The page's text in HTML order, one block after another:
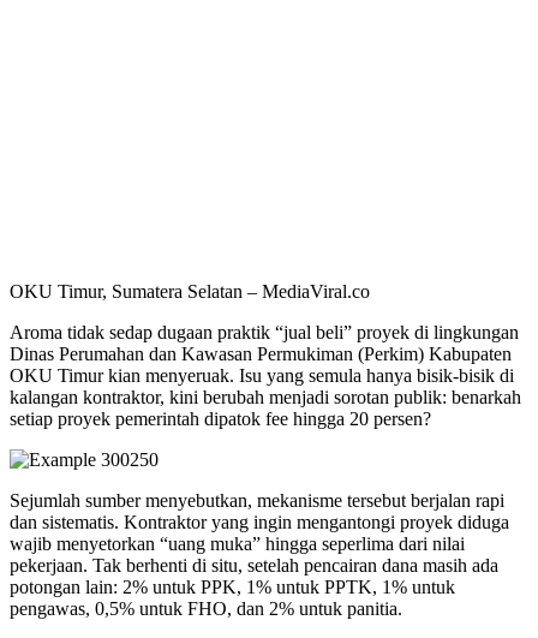
OKU Timur, Sumatera Selatan – MediaViral.co
Aroma tidak sedap dugaan praktik “jual beli” proyek di lingkungan
Dinas Perumahan dan Kawasan Permukiman (Perkim) Kabupaten
OKU Timur kian menyeruak. Isu yang semula hanya bisik-bisik di
kalangan kontraktor, kini berubah menjadi sorotan publik: benarkah
setiap proyek pemerintah dipatok fee hingga 20 persen?
Sejumlah sumber menyebutkan, mekanisme tersebut berjalan rapi
dan sistematis. Kontraktor yang ingin mengantongi proyek diduga
wajib menyetorkan “uang muka” hingga seperlima dari nilai
pekerjaan. Tak berhenti di situ, setelah pencairan dana masih ada
potongan lain: 2% untuk PPK, 1% untuk PPTK, 1% untuk
pengawas, 0,5% untuk FHO, dan 2% untuk panitia.